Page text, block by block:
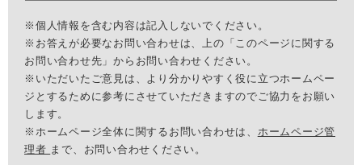
※個人情報を含む内容は記入しないでください。
※お答えが必要なお問い合わせは、上の「このページに関する
お問い合わせ先」からお問い合わせください。
※いただいたご意見は、より分かりやすく役に立つホームペー
ジとするために参考にさせていただきますのでご協力をお願い
します。
※ホームページ全体に関するお問い合わせは、 ホームページ管
理者 まで、お問い合わせください。